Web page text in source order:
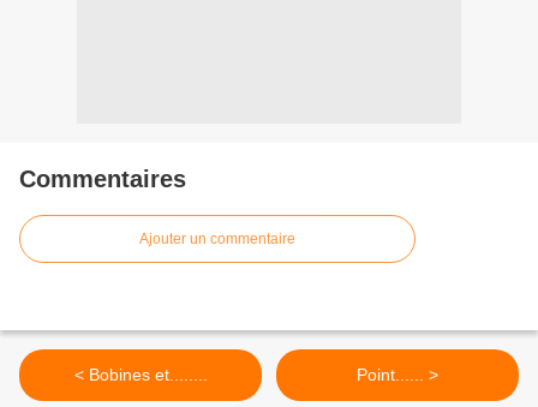
Commentaires
Ajouter un commentaire
< Bobines et........ Point...... >